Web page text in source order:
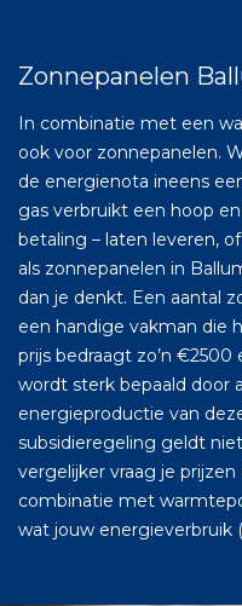
Zonnepanelen
In combinatie met een
ook voor zonnepanelen.
de energienota ineens
gas verbruikt een hoop
betaling – laten leveren,
als zonnepanelen in
dan je denkt. Een aantal
een handige vakman die
prijs bedraagt zo’n
wordt sterk bepaald door
energieproductie van
subsidieregeling geldt
vergelijker vraag je
combinatie met
wat jouw energieverbruik